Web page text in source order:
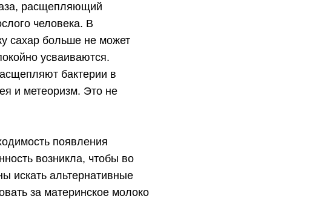
расщепляющий
человека. В
сахар больше не может
усваиваются.
бактерии в
и метеоризм. Это не
появления
возникла, чтобы во
искать альтернативные
за материнское молоко